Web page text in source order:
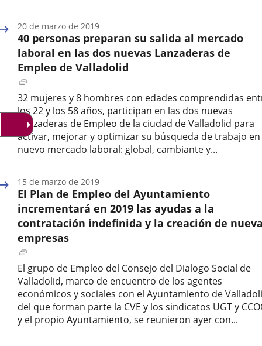
la
noticia
40 personas preparan su salida al mercado
laboral en las dos nuevas Lanzaderas de
Empleo de Valladolid
Enlace
a
una
aplicación
externa.
32 mujeres y 8 hombres con edades comprendidas
los 22 y los 58 años, participan en las dos nuevas
Lanzaderas de Empleo de la ciudad de Valladolid para
activar, mejorar y optimizar su búsqueda de trabajo en
nuevo mercado laboral: global, cambiante y...
la
noticia
20 de marzo de 2019
El Plan de Empleo del Ayuntamiento
incrementará en 2019 las ayudas a la
contratación indefinida y la creación de
empresas
Enlace
a
una
aplicación
externa.
El grupo de Empleo del Consejo del Dialogo Social de
Valladolid, marco de encuentro de los agentes
económicos y sociales con el Ayuntamiento de
del que forman parte la CVE y los sindicatos UGT y
y el propio Ayuntamiento, se reunieron ayer con...
15 de marzo de 2019